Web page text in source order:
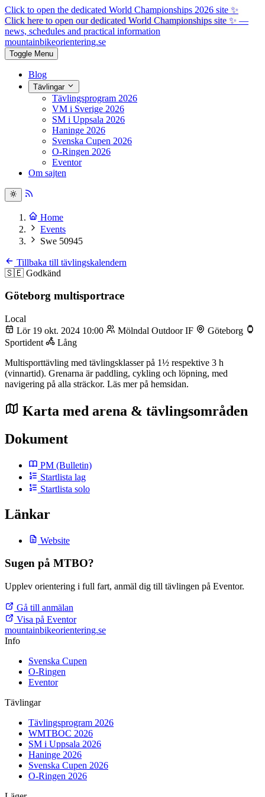
Click to open the dedicated World Championships 2026 site ✨
Click here to open our dedicated World Championships site ✨ —
news, schedules and practical information
mountainbikeorientering.se
Toggle Menu
Blog
Tävlingar
Tävlingsprogram 2026
VM i Sverige 2026
SM i Uppsala 2026
Haninge 2026
Svenska Cupen 2026
O-Ringen 2026
Eventor
Om sajten
Home
Events
Swe 50945
Tillbaka till tävlingskalendern
🇸🇪 Godkänd
Göteborg multisportrace
Local
Lör 19 okt. 2024 10:00
Mölndal Outdoor IF
Göteborg
Sportident
Lång
Multisporttävling med tävlingsklasser på 1½ respektive 3 h
(vinnartid). Grenarna är paddling, cykling och löpning, med
navigering på alla sträckor. Läs mer på hemsidan.
Karta med arena & tävlingsområden
Dokument
PM (Bulletin)
Startlista lag
Startlista solo
Länkar
Website
Sugen på MTBO?
Upplev orientering i full fart, anmäl dig till tävlingen på Eventor.
Gå till anmälan
Visa på Eventor
mountainbikeorientering.se
Info
Svenska Cupen
O-Ringen
Eventor
Tävlingar
Tävlingsprogram 2026
WMTBOC 2026
SM i Uppsala 2026
Haninge 2026
Svenska Cupen 2026
O-Ringen 2026